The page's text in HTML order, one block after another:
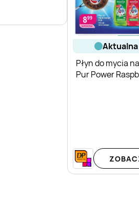
aktualna
Płyn do mycia
Pur Power